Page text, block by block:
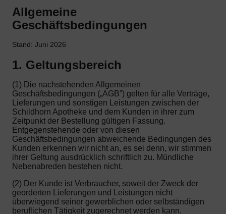
Allgemeine
Geschäftsbedingungen
Stand: Juni 2026
1. Geltungsbereich
(1) Die nachstehenden Allgemeinen
Geschäftsbedingungen („AGB”) gelten für alle Verträge,
Lieferungen und sonstigen Leistungen zwischen der
Schildhorn Apotheke und dem Kunden in ihrer zum
Zeitpunkt der Bestellung gültigen Fassung.
Entgegenstehende oder von diesen
Geschäftsbedingungen abweichende Bedingungen des
Kunden erkennen wir nicht an, es sei denn, wir stimmen
ihrer Geltung ausdrücklich schriftlich zu. Mündliche
Nebenabreden bestehen nicht.
(2) Der Kunde ist Verbraucher, soweit der Zweck der
georderten Lieferungen und Leistungen nicht
überwiegend seiner gewerblichen oder selbständigen
beruflichen Tätigkeit zugerechnet werden kann.